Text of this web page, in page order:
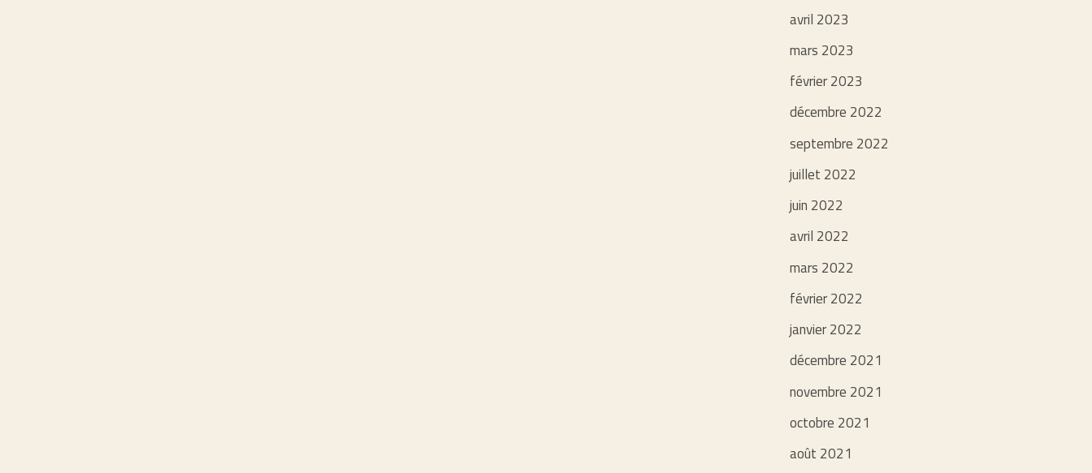
avril 2023
mars 2023
février 2023
décembre 2022
septembre 2022
juillet 2022
juin 2022
avril 2022
mars 2022
février 2022
janvier 2022
décembre 2021
novembre 2021
octobre 2021
août 2021